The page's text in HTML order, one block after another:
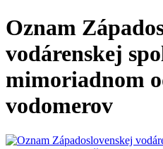
Oznam
vodárenskej
mimoriadnom
vodomerov